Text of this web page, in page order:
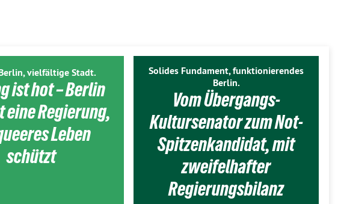
vielfältige Stadt.
ist hot – Berlin
eine Regierung,
Leben
schützt
Solides Fundament, funktionierendes
Berlin.
Vom Übergangs-
Kultursenator zum Not-
Spitzenkandidat, mit
zweifelhafter
Regierungsbilanz